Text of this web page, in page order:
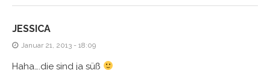
JESSICA
Januar 21, 2013 - 18:09
Haha….die sind ja süß